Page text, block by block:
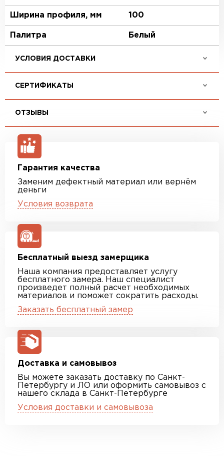
Ширина профиля, мм 100
Палитра Белый
УСЛОВИЯ ДОСТАВКИ
СЕРТИФИКАТЫ
ОТЗЫВЫ
Гарантия качества
Заменим дефектный материал или вернём
деньги
Условия возврата
Бесплатный выезд замерщика
Наша компания предоставляет услугу
бесплатного замера. Наш специалист
произведет полный расчет необходимых
материалов и поможет сократить расходы.
Заказать бесплатный замер
Доставка и самовывоз
Вы можете заказать доставку по Санкт-
Петербургу и ЛО или оформить самовывоз с
нашего склада в Санкт-Петербурге
Условия доставки и самовывоза